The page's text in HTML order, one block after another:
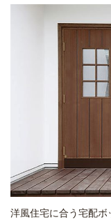
洋風住宅に合う宅配